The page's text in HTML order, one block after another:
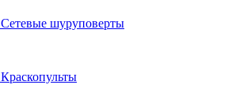
Сетевые шуруповерты
Краскопульты